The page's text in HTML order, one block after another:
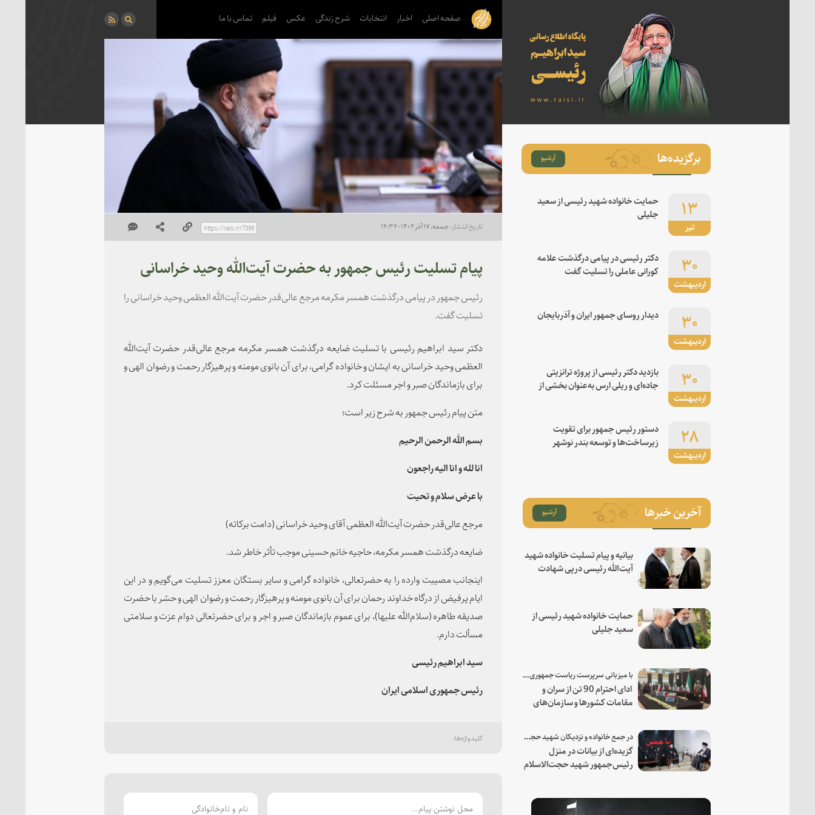
صفحه اصلی اخبار انتخابات شرح زندگی عکس فیلم تماس با ما
جمعه، ۱۷ آذر ۱۴۰۲ - ۱۶:۳۶
پیام تسلیت رئیس جمهور به حضرت آیت‌الله وحید خراسانی
رئیس جمهور در پیامی درگذشت همسر مکرمه مرجع عالی‌قدر حضرت آیت‌الله العظمی وحید خراسانی را
تسلیت گفت.
دکتر سید ابراهیم رئیسی با تسلیت ضایعه درگذشت همسر مکرمه مرجع عالی‌قدر حضرت آیت‌الله
العظمی وحید خراسانی به ایشان و خانواده گرامی، برای آن بانوی مومنه و پرهیزگار رحمت و رضوان الهی و
برای بازماندگان صبر و اجر مسئلت کرد.
متن پیام رئیس جمهور به شرح زیر است؛
بسم الله الرحمن الرحیم
انا لله و انا الیه راجعون
با عرض سلام و تحیت
مرجع عالی‌قدر حضرت آیت‌الله العظمی آقای وحید خراسانی (دامت برکاته)
ضایعه درگذشت همسر مکرمه، حاجیه خانم حسینی موجب تأثر خاطر شد.
اینجانب مصیبت وارده را به حضرتعالی، خانواده گرامی و سایر بستگان معزز تسلیت می‌گویم و در این
ایام پرفیض از درگاه خداوند رحمان برای آن بانوی مومنه و پرهیزگار رحمت و رضوان الهی و حشر با حضرت
صدیقه طاهره (سلام‌الله علیها)، برای عموم بازماندگان صبر و اجر و برای حضرتعالی دوام عزت و سلامتی
مسألت دارم.
سید ابراهیم رئیسی
رئیس جمهوری اسلامی ایران
برگزیده‌ها آرشیو
تیر
۱۳
حمایت خانواده شهید رئیسی از سعید
جلیلی
اردیبهشت
۳۰
دکتر رئیسی در پیامی درگذشت علامه
کورانی عاملی را تسلیت گفت
اردیبهشت
۳۰ دیدار روسای جمهور ایران و آذربایجان
اردیبهشت
۳۰
بازدید دکتر رئیسی از پروژه ترانزیتی
جاده‌ای و ریلی ارس به‌عنوان بخشی از
اردیبهشت
۲۸
دستور رئیس جمهور برای تقویت
زیرساخت‌ها و توسعه بندر نوشهر
آخرین خبرها آرشیو
بیانیه و پیام تسلیت خانواده شهید
آیت‌الله رئیسی درپی شهادت
حمایت خانواده شهید رئیسی از
سعید جلیلی
با میزبانی سرپرست ریاست جمهوری صورت گرفت؛
ادای احترام 90 تن از سران و
مقامات کشورها و سازمان‌های
در جمع خانواده و نزدیکان شهید حجت‌الاسلام‌والمسلمین رئیسی:
گزیده‌ای از بیانات در منزل
رئیس‌جمهور شهید حجت‌الاسلام